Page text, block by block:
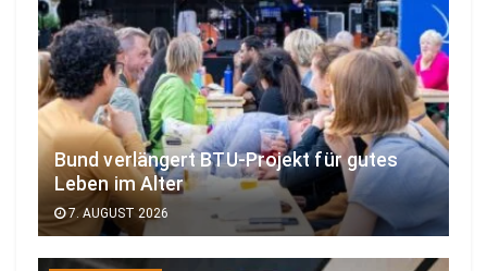
Bund verlängert BTU-Projekt für gutes
Leben im Alter
7. AUGUST 2026